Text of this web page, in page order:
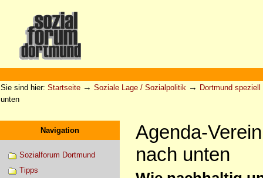
Werkzeuge
Sie sind hier: Startseite → Soziale Lage / Sozialpolitik → Dortmund speziell
unten
Navigation
Sozialforum Dortmund
Tipps
Agenda-
nach unten